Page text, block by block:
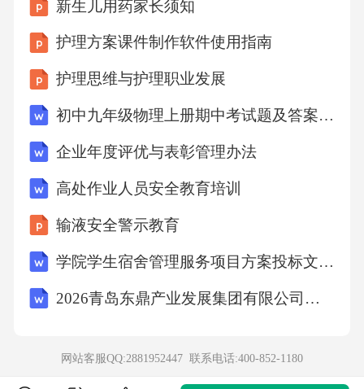
②茶壶倒在了地上，开水流完了。我选句，理
由：9．【童话·内涵】文中的茶壶先后提到了两
次“幸福”，它们分别指什么？这体现了茶壶怎样
的思想转变？请联系上下文说说你的看法。①
我把幸福分给人类中的口渴者。②为别人忘掉
徒生说：“最奇妙的童话是从最真实的生活中产
生出来的。”请结合这则童话的内容，谈谈你对
安徒生这句话的理解。关于安徒生的主题阅读
【材料一】①“我的生平就是一段可爱的童话，
快活而且充满了意外之遇。”安徒生是这样评价
新生儿用药家长须知
护理方案课件制作软件使用指南
护理思维与护理职业发展
初中九年级物理上册期中考试题及答案【完整版】
企业年度评优与表彰管理办法
高处作业人员安全教育培训
输液安全警示教育
学院学生宿舍管理服务项目方案投标文件（技术方案）
2026青岛东鼎产业发展集团有限公司招聘笔试备考题库及答案解析
网站客服QQ:2881952447 联系电话:400-852-1180